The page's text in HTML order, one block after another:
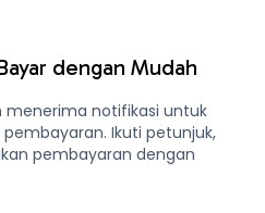
dengan Mudah
menerima notifikasi untuk
Ikuti petunjuk,
pembayaran dengan